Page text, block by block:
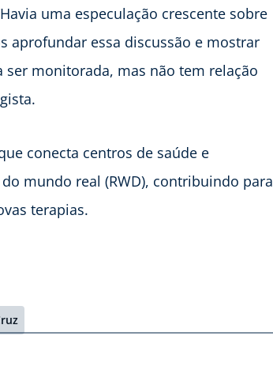
uma especulação crescente sobre
aprofundar essa discussão e mostrar
monitorada, mas não tem relação
conecta centros de saúde e
mundo real (RWD), contribuindo para
terapias.